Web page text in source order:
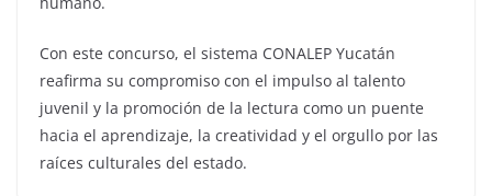
Con este concurso, el sistema CONALEP Yucatán
reafirma su compromiso con el impulso al talento
juvenil y la promoción de la lectura como un puente
hacia el aprendizaje, la creatividad y el orgullo por las
raíces culturales del estado.